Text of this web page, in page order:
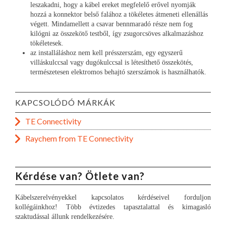
KAPCSOLÓDÓ MÁRKÁK
TE Connectivity
Raychem from TE Connectivity
leszakadni, hogy a kábel ereket megfelelő erővel nyomják
hozzá a konnektor belső falához a tökéletes átmeneti ellenállás
végett. Mindamellett a csavar bennmaradó része nem fog
kilógni az összekötő testből, így zsugorcsöves alkalmazáshoz
tökéletesek.
az installáláshoz nem kell présszerszám, egy egyszerű
villáskulccsal vagy dugókulccsal is létesíthető összekötés,
természetesen elektromos behajtó szerszámok is használhatók.
Kérdése van? Ötlete van?
Kábelszerelvényekkel kapcsolatos kérdéseivel forduljon
kollégáinkhoz! Több évtizedes tapasztalattal és kimagasló
szaktudással állunk rendelkezésére.